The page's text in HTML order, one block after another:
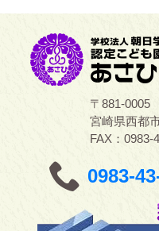
〒881-0005
宮崎県西都
FAX：0983-
0983-